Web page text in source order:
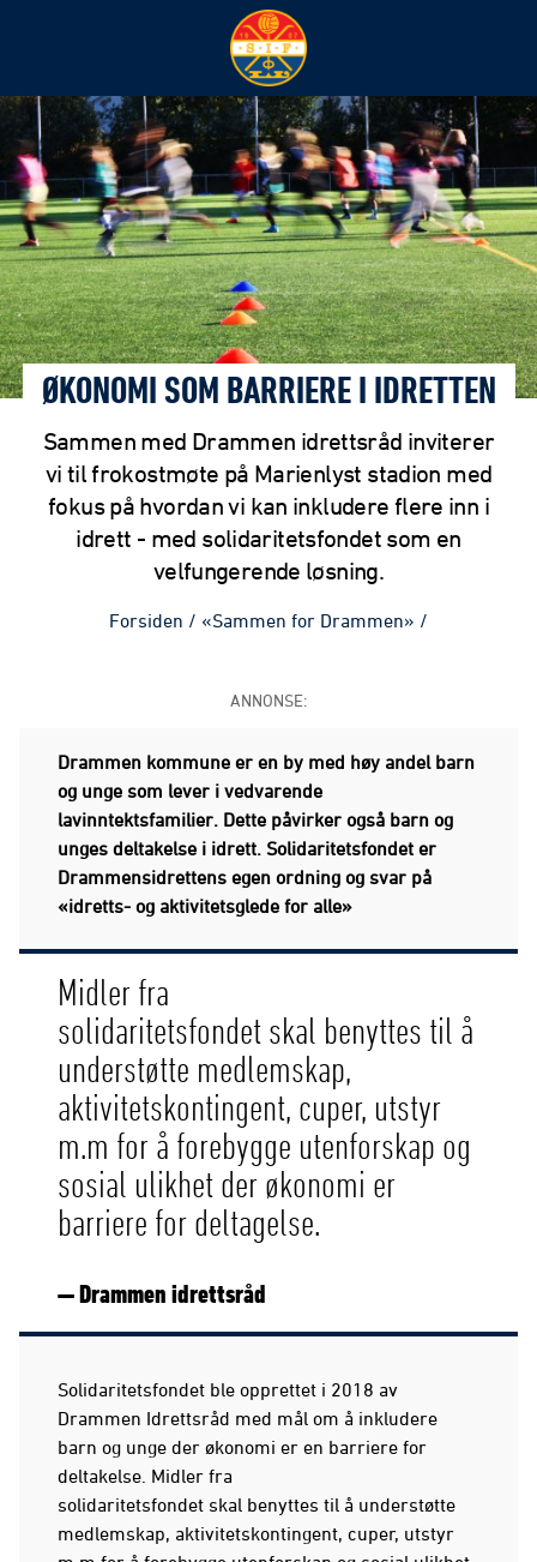
ØKONOMI SOM BARRIERE I IDRETTEN
Sammen med Drammen idrettsråd inviterer
vi til frokostmøte på Marienlyst stadion med
fokus på hvordan vi kan inkludere flere inn i
idrett - med solidaritetsfondet som en
velfungerende løsning.
Forsiden / «Sammen for Drammen» /
ANNONSE:
Drammen kommune er en by med høy andel barn
og unge som lever i vedvarende
lavinntektsfamilier. Dette påvirker også barn og
unges deltakelse i idrett. Solidaritetsfondet er
Drammensidrettens egen ordning og svar på
«idretts- og aktivitetsglede for alle»
Midler fra
solidaritetsfondet skal benyttes til å
understøtte medlemskap,
aktivitetskontingent, cuper, utstyr
m.m for å forebygge utenforskap og
sosial ulikhet der økonomi er
barriere for deltagelse.
— Drammen idrettsråd
Solidaritetsfondet ble opprettet i 2018 av
Drammen Idrettsråd med mål om å inkludere
barn og unge der økonomi er en barriere for
deltakelse. Midler fra
solidaritetsfondet skal benyttes til å understøtte
medlemskap, aktivitetskontingent, cuper, utstyr